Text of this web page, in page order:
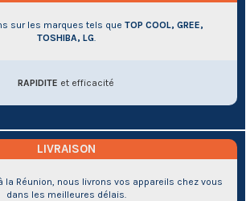
sur les marques tels que TOP COOL, GREE,
TOSHIBA, LG.
RAPIDITE et efficacité
LIVRAISON
la Réunion, nous livrons vos appareils chez vous
dans les meilleures délais.